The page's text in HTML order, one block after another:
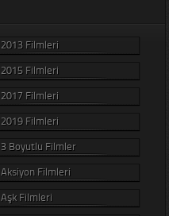
2013 Filmleri
2015 Filmleri
2017 Filmleri
2019 Filmleri
3 Boyutlu Filmler
Aksiyon Filmleri
Aşk Filmleri